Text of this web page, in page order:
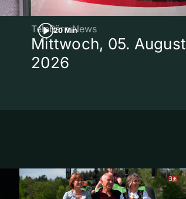
20 Min
TeleBärn News
Mittwoch, 05. August
2026